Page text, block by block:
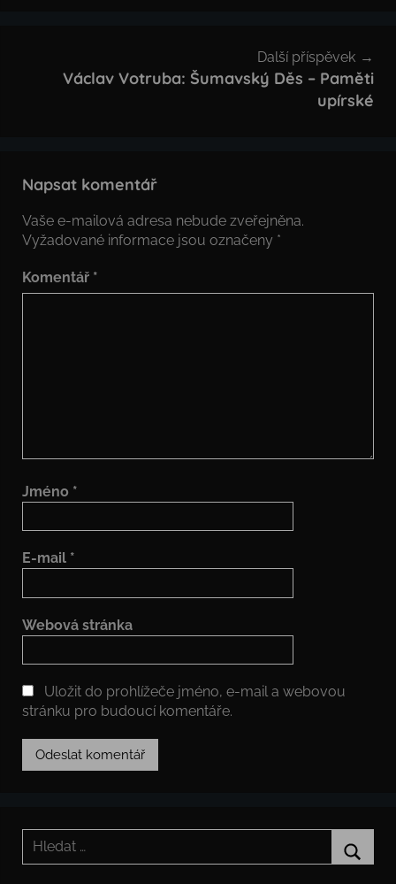
Další příspěvek
Václav Votruba: Šumavský Děs – Paměti
upírské
Napsat komentář
Vaše e-mailová adresa nebude zveřejněna.
Vyžadované informace jsou označeny *
Komentář *
Jméno *
E-mail *
Webová stránka
Uložit do prohlížeče jméno, e-mail a webovou
stránku pro budoucí komentáře.
Hledat: